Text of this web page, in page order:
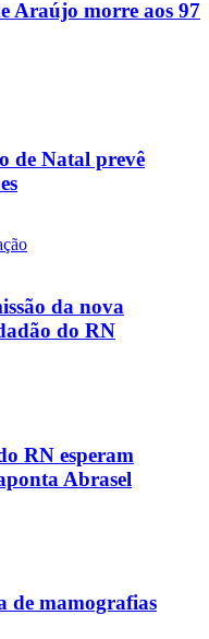
Araújo morre aos 97
de Natal prevê
da nova
do RN
RN esperam
Abrasel
de mamografias